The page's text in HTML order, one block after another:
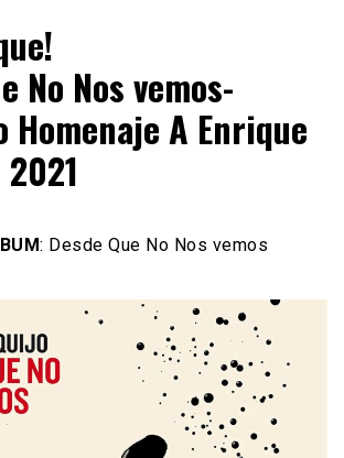
No Nos vemos-
Homenaje A Enrique
: Desde Que No Nos vemos